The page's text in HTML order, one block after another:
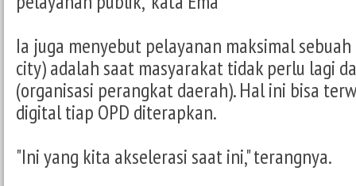
Ia juga menyebut pelayanan maksimal
city) adalah saat masyarakat tidak perlu lagi
(organisasi perangkat daerah). Hal ini bisa
digital tiap OPD diterapkan.
"Ini yang kita akselerasi saat ini," terangnya.